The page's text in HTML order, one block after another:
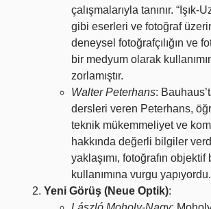
çalışmalarıyla tanınır. “Işık-
gibi eserleri ve fotoğraf
deneysel fotoğrafçılığın ve
bir medyum olarak
zorlamıştır.
Walter Peterhans:
dersleri veren Peterhans,
teknik mükemmeliyet ve
hakkında değerli bilgiler
yaklaşımı, fotoğrafın
kullanımına vurgu yapıyordu.
Yeni Görüş (Neue Optik):